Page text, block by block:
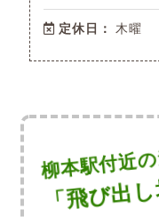
定休日： 木曜
柳本駅付近
「飛び出